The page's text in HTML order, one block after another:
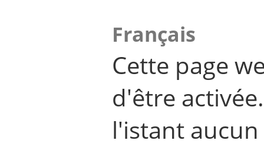
Français
Cette page
d'être
l'istant